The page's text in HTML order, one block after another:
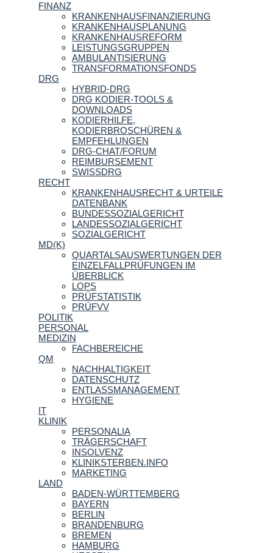
FINANZ
KRANKENHAUSFINANZIERUNG
KRANKENHAUSPLANUNG
KRANKENHAUSREFORM
LEISTUNGSGRUPPEN
AMBULANTISIERUNG
TRANSFORMATIONSFONDS
DRG
HYBRID-DRG
DRG KODIER-TOOLS &
DOWNLOADS
KODIERHILFE,
KODIERBROSCHÜREN &
EMPFEHLUNGEN
DRG-CHAT/FORUM
REIMBURSEMENT
SWISSDRG
RECHT
KRANKENHAUSRECHT & URTEILE
DATENBANK
BUNDESSOZIALGERICHT
LANDESSOZIALGERICHT
SOZIALGERICHT
MD(K)
QUARTALSAUSWERTUNGEN DER
EINZELFALLPRÜFUNGEN IM
ÜBERBLICK
LOPS
PRÜFSTATISTIK
PRÜFVV
POLITIK
PERSONAL
MEDIZIN
FACHBEREICHE
QM
NACHHALTIGKEIT
DATENSCHUTZ
ENTLASSMANAGEMENT
HYGIENE
IT
KLINIK
PERSONALIA
TRÄGERSCHAFT
INSOLVENZ
KLINIKSTERBEN.INFO
MARKETING
LAND
BADEN-WÜRTTEMBERG
BAYERN
BERLIN
BRANDENBURG
BREMEN
HAMBURG